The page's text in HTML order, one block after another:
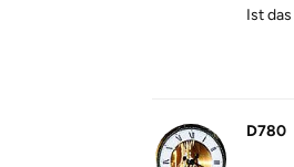
Ist das
D780